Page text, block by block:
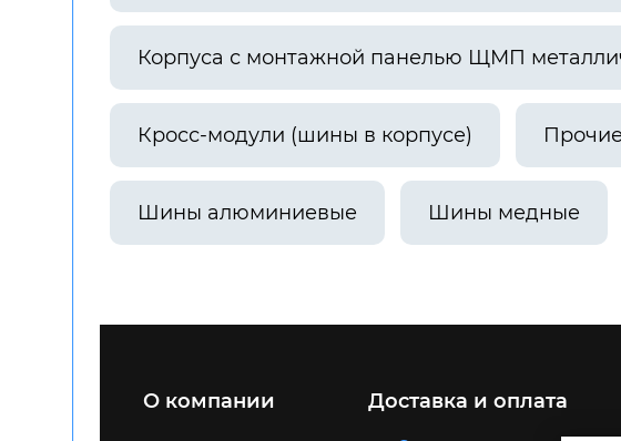
Корпуса с монтажной панелью ЩМП
Кросс-модули (шины в корпусе)
Шины алюминиевые Шины медные
О компании Доставка и оплата